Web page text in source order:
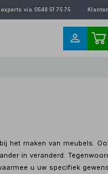
via 0548 51 75 75
het maken van meubels.
in veranderd.
u uw specifiek